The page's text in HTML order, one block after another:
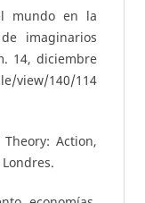
mundo en la
imaginarios
14, diciembre
view/140/114
Action,